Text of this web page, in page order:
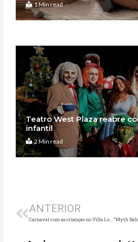
1 Min read
Teatro West Plaza reabre
infantil
2 Min read
ANTERIOR
Carnaval com as crianças no Villa Lobos terá bloquinho e diversas atrações temáticas